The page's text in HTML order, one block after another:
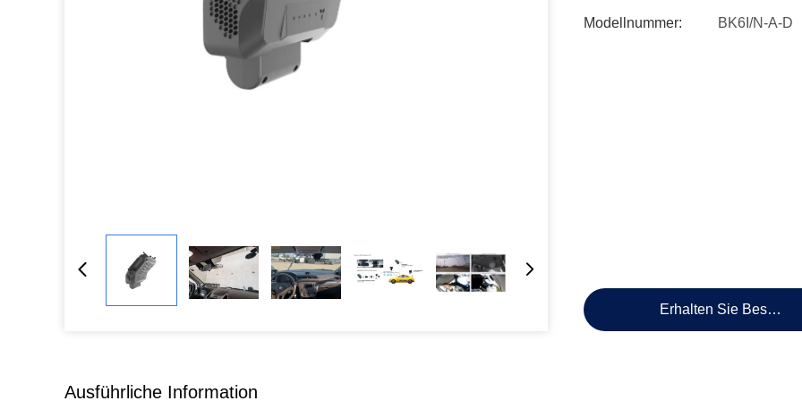
Modellnummer: BK6I/N-A-D
Erhalten Sie Besten
Ausführliche Information